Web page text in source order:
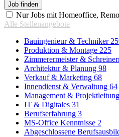
Nur Jobs mit Homeoffice,
Alle Stellenangebote
Bauingenieur & Techniker
Produktion & Montage 225
Zimmerermeister &
Architektur & Planung 98
Verkauf & Marketing 68
Innendienst & Verwaltung 64
Management & Projektleitung
IT & Digitales 31
Berufserfahrung 3
MS-Office Kenntnisse 2
Abgeschlossene